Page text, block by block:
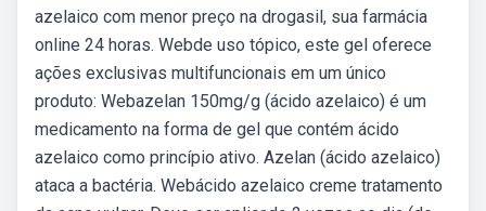
azelaico com menor preço na drogasil, sua farmácia
online 24 horas. Webde uso tópico, este gel oferece
ações exclusivas multifuncionais em um único
produto: Webazelan 150mg/g (ácido azelaico) é um
medicamento na forma de gel que contém ácido
azelaico como princípio ativo. Azelan (ácido azelaico)
ataca a bactéria. Webácido azelaico creme tratamento